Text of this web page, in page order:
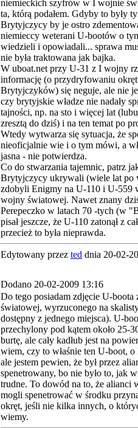
niemieckich szyfrów w I wojnie
ta, którą podałem. Gdyby to były
Brytyjczycy by je ostro
niemieccy weterani U-bootów o
wiedzieli i opowiadali... sprawa
nie była traktowana jak bajka.
W uboat.net przy U-31 z I wojny
informację (o przydryfowaniu
Brytyjczyków) się neguje, ale nie
czy brytyjskie władze nie nadały
tajności, np. na sto i więcej lat
zresztą do dziś) i na ten temat po
Wtedy wytwarza się sytuacja, że
nieoficjalnie wie i o tym mówi, a
jasna - nie potwierdza.
Co do stwarzania tajemnic, patrz
Brytyjczycy ukrywali (wiele lat po
zdobyli Enigmy na U-110 i U-559
wojny światowej. Nawet znany
Perepeczko w latach 70 -tych (w
pisał jeszcze, że U-110 zatonął z
przecież to była nieprawda.
Edytowany przez ted dnia 20-02-
Dodano 20-02-2009 13:16
Do tego posiadam zdjęcie U-
światowej, wyrzuconego na
dostępny z jednego miejsca). U-
przechylony pod kątem około 25-
burtę, ale cały kadłub jest na
wiem, czy to właśnie ten U-boot,
ale jestem pewien, że był przez
spenetrowany, bo nie było to, jak
trudne. To dowód na to, że alianci
mogli spenetrować w środku
okręt, jeśli nie kilka innych, o
wiemy.